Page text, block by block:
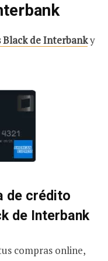
Black de Interbanky
de crédito
de Interbank
compras online,